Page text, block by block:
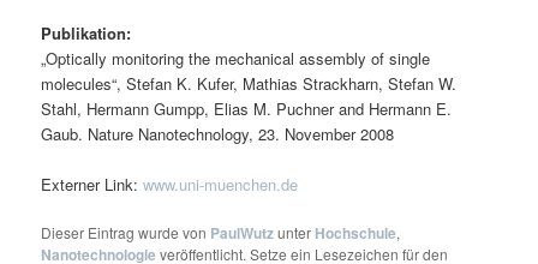
Publikation:
„Optically monitoring the mechanical assembly of single
molecules“, Stefan K. Kufer, Mathias Strackharn, Stefan W.
Stahl, Hermann Gumpp, Elias M. Puchner and Hermann E.
Gaub. Nature Nanotechnology, 23. November 2008
Externer Link:www.uni-muenchen.de
Dieser Eintrag wurde von PaulWutzunter Hochschule,
Nanotechnologie veröffentlicht. Setze ein Lesezeichen für den